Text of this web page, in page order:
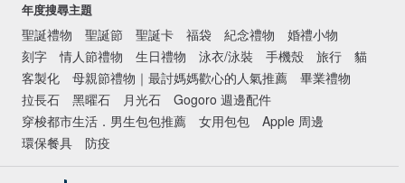
年度搜尋主題
聖誕禮物 聖誕節 聖誕卡 福袋 紀念禮物
婚禮小物
刻字
情人節禮物 生日禮物 泳衣/泳裝 手機殼 旅行
貓
客製化
母親節禮物｜最討媽媽歡心的人氣推薦
畢業禮物
拉長石
黑曜石 月光石
Gogoro 週邊配件
穿梭都市生活．男生包包推薦
女用包包
Apple 周邊
環保餐具
防疫